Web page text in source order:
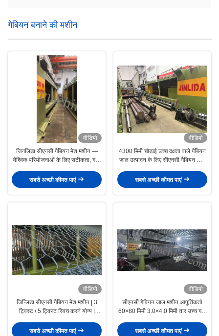
गेबियन बनाने की मशीन
वीडियो
जिनलिडा सीएनसी गैबियन मेश मशीन —
वैश्विक परियोजनाओं के लिए सटीकता, गति
सबसे अच्छी कीमत पाएं
वीडियो
4300 मिमी चौड़ाई उच्च दक्षता वाले गैबियन
जाल उत्पादन के लिए सीएनसी गैबियन जाल
सबसे अच्छी कीमत पाएं
वीडियो
जिन्लिडा सीएनसी गैबियन मेश मशीन | 3
ट्विस्ट / 5 ट्विस्ट स्विच करने योग्य |
स्पेक प्रोडक्शन
सबसे अच्छी कीमत पाएं
वीडियो
सीएनसी गेबियन जाल मशीन आपूर्तिकर्ता
60×80 मिमी 3.0×4.0 मिमी तार उच्च गति
सबसे अच्छी कीमत पाएं